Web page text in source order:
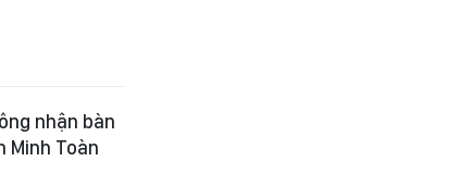
nhận bàn
Minh Toàn